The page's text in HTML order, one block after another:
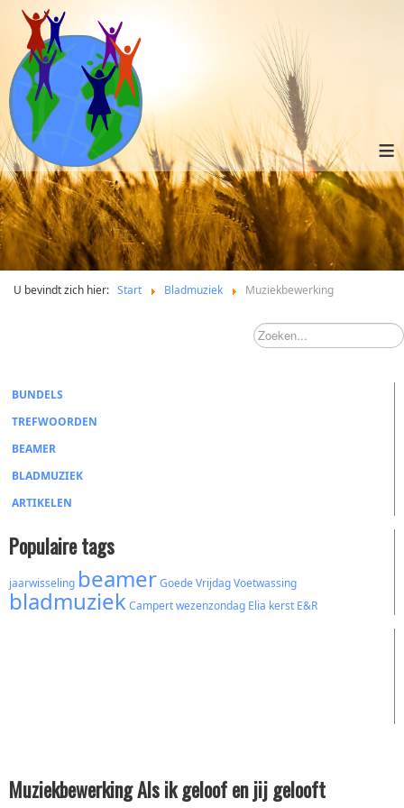
≡
U bevindt zich hier: Start Bladmuziek Muziekbewerking
BUNDELS
TREFWOORDEN
BEAMER
BLADMUZIEK
ARTIKELEN
Populaire tags
jaarwisseling beamerGoede VrijdagVoetwassing
bladmuziekCampertwezenzondag Elia kerst E&R
Muziekbewerking Als ik geloof en jij gelooft